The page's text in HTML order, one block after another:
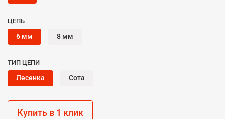
Купить в 1 клик
ЦЕПЬ
6 мм 8 мм
ТИП ЦЕПИ
Лесенка Сота